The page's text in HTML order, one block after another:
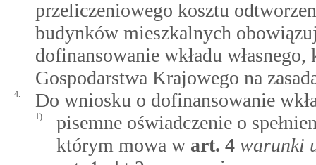
przeliczeniowego kosztu
budynków mieszkalnych
dofinansowanie wkładu
Gospodarstwa Krajowego na
4. Do wniosku o dofinansowanie
1)
pisemne oświadczenie o
którym mowa w art. 4 warunki